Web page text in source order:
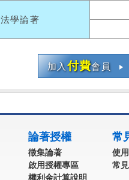
法學論著
加入付費會員
論著授權
徵集論著
啟用授權專區
權利金計算說明
常
使
常